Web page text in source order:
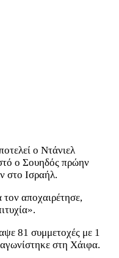
ο Ντάνιελ
ο Σουηδός πρώην
στο Ισραήλ.
αποχαιρέτησε,
81 συμμετοχές με 1
στη Χάιφα.